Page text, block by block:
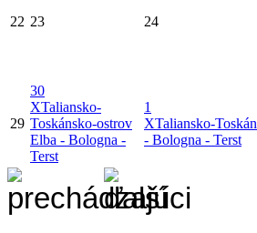
22 23 24
29
30
XTaliansko-
Toskánsko-ostrov
Elba - Bologna -
Terst
1
XTaliansko-
- Bologna - Terst